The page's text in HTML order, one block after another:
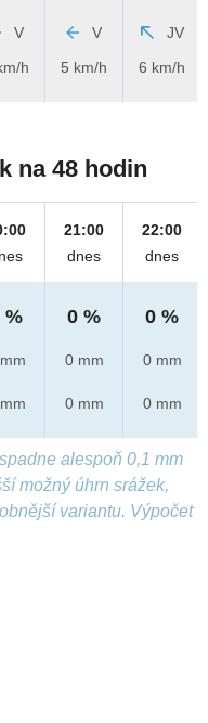
V
h
V
5 km/h
JV
6 km/h
na 48 hodin
%
21:00
dnes
0 %
0 mm
0 mm
22:00
dnes
0 %
0 mm
0 mm
alespoň 0,1 mm
možný úhrn srážek,
variantu. Výpočet